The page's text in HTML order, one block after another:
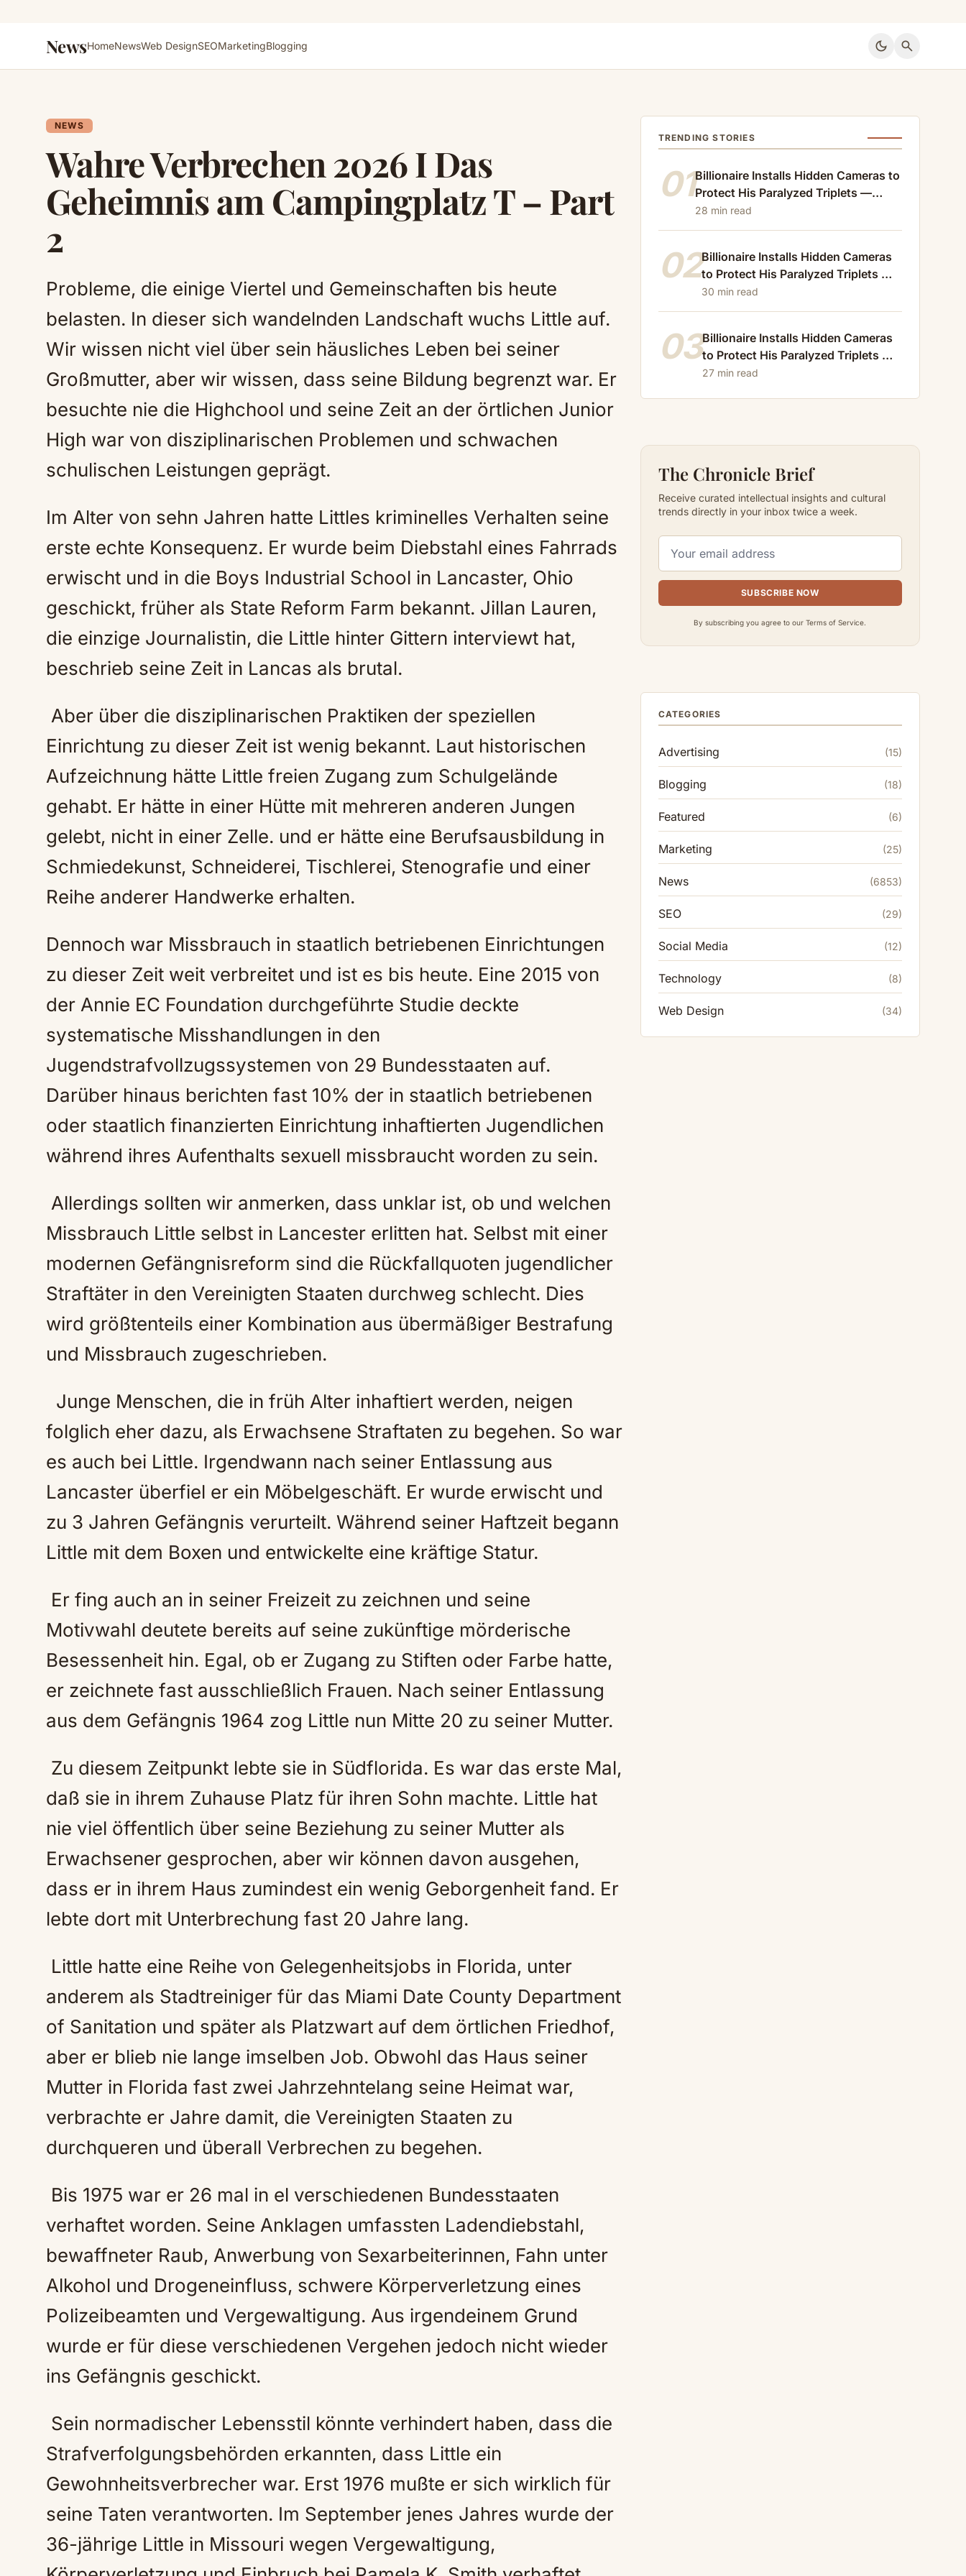
NewsHomeNewsWeb DesignSEOMarketingBlogging dark_mode search
NEWS
Wahre Verbrechen 2026 I Das
Geheimnis am Campingplatz T – Part
2
Probleme, die einige Viertel und Gemeinschaften bis heute
belasten. In dieser sich wandelnden Landschaft wuchs Little auf.
Wir wissen nicht viel über sein häusliches Leben bei seiner
Großmutter, aber wir wissen, dass seine Bildung begrenzt war. Er
besuchte nie die Highchool und seine Zeit an der örtlichen Junior
High war von disziplinarischen Problemen und schwachen
schulischen Leistungen geprägt.
Im Alter von sehn Jahren hatte Littles kriminelles Verhalten seine
erste echte Konsequenz. Er wurde beim Diebstahl eines Fahrrads
erwischt und in die Boys Industrial School in Lancaster, Ohio
geschickt, früher als State Reform Farm bekannt. Jillan Lauren,
die einzige Journalistin, die Little hinter Gittern interviewt hat,
beschrieb seine Zeit in Lancas als brutal.
Aber über die disziplinarischen Praktiken der speziellen
Einrichtung zu dieser Zeit ist wenig bekannt. Laut historischen
Aufzeichnung hätte Little freien Zugang zum Schulgelände
gehabt. Er hätte in einer Hütte mit mehreren anderen Jungen
gelebt, nicht in einer Zelle. und er hätte eine Berufsausbildung in
Schmiedekunst, Schneiderei, Tischlerei, Stenografie und einer
Reihe anderer Handwerke erhalten.
Dennoch war Missbrauch in staatlich betriebenen Einrichtungen
zu dieser Zeit weit verbreitet und ist es bis heute. Eine 2015 von
der Annie EC Foundation durchgeführte Studie deckte
systematische Misshandlungen in den
Jugendstrafvollzugssystemen von 29 Bundesstaaten auf.
Darüber hinaus berichten fast 10% der in staatlich betriebenen
oder staatlich finanzierten Einrichtung inhaftierten Jugendlichen
während ihres Aufenthalts sexuell missbraucht worden zu sein.
Allerdings sollten wir anmerken, dass unklar ist, ob und welchen
Missbrauch Little selbst in Lancester erlitten hat. Selbst mit einer
modernen Gefängnisreform sind die Rückfallquoten jugendlicher
Straftäter in den Vereinigten Staaten durchweg schlecht. Dies
wird größtenteils einer Kombination aus übermäßiger Bestrafung
und Missbrauch zugeschrieben.
Junge Menschen, die in früh Alter inhaftiert werden, neigen
folglich eher dazu, als Erwachsene Straftaten zu begehen. So war
es auch bei Little. Irgendwann nach seiner Entlassung aus
Lancaster überfiel er ein Möbelgeschäft. Er wurde erwischt und
zu 3 Jahren Gefängnis verurteilt. Während seiner Haftzeit begann
Little mit dem Boxen und entwickelte eine kräftige Statur.
Er fing auch an in seiner Freizeit zu zeichnen und seine
Motivwahl deutete bereits auf seine zukünftige mörderische
Besessenheit hin. Egal, ob er Zugang zu Stiften oder Farbe hatte,
er zeichnete fast ausschließlich Frauen. Nach seiner Entlassung
aus dem Gefängnis 1964 zog Little nun Mitte 20 zu seiner Mutter.
Zu diesem Zeitpunkt lebte sie in Südflorida. Es war das erste Mal,
daß sie in ihrem Zuhause Platz für ihren Sohn machte. Little hat
nie viel öffentlich über seine Beziehung zu seiner Mutter als
Erwachsener gesprochen, aber wir können davon ausgehen,
dass er in ihrem Haus zumindest ein wenig Geborgenheit fand. Er
lebte dort mit Unterbrechung fast 20 Jahre lang.
Little hatte eine Reihe von Gelegenheitsjobs in Florida, unter
anderem als Stadtreiniger für das Miami Date County Department
of Sanitation und später als Platzwart auf dem örtlichen Friedhof,
aber er blieb nie lange imselben Job. Obwohl das Haus seiner
Mutter in Florida fast zwei Jahrzehntelang seine Heimat war,
verbrachte er Jahre damit, die Vereinigten Staaten zu
durchqueren und überall Verbrechen zu begehen.
Bis 1975 war er 26 mal in el verschiedenen Bundesstaaten
verhaftet worden. Seine Anklagen umfassten Ladendiebstahl,
bewaffneter Raub, Anwerbung von Sexarbeiterinnen, Fahn unter
Alkohol und Drogeneinfluss, schwere Körperverletzung eines
Polizeibeamten und Vergewaltigung. Aus irgendeinem Grund
wurde er für diese verschiedenen Vergehen jedoch nicht wieder
ins Gefängnis geschickt.
Sein normadischer Lebensstil könnte verhindert haben, dass die
Strafverfolgungsbehörden erkannten, dass Little ein
Gewohnheitsverbrecher war. Erst 1976 mußte er sich wirklich für
seine Taten verantworten. Im September jenes Jahres wurde der
36-jährige Little in Missouri wegen Vergewaltigung,
TRENDING STORIES
01Billionaire Installs Hidden Cameras to
Protect His Paralyzed Triplets —
What He Caught the Maid Doing at
Night Changed Everything – Part 2
28 min read
02Billionaire Installs Hidden Cameras
to Protect His Paralyzed Triplets —
What He Caught the Maid Doing at
Night Changed Everything – Part 3
30 min read
03Billionaire Installs Hidden Cameras
to Protect His Paralyzed Triplets —
What He Caught the Maid Doing at
27 min read
The Chronicle Brief
Receive curated intellectual insights and cultural
trends directly in your inbox twice a week.
SUBSCRIBE NOW
By subscribing you agree to our Terms of Service.
CATEGORIES
Advertising (15)
Blogging (18)
Featured (6)
Marketing (25)
News (6853)
SEO (29)
Social Media (12)
Technology (8)
Web Design (34)